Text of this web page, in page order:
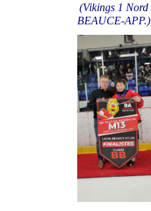
(Vikings 1 Nord
BEAUCE-APP.)